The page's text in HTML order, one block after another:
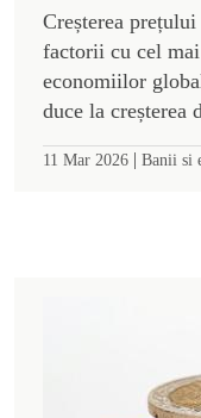
Creșterea
factorii cu cel
economiilor
duce la creșterea
11 Mar 2026 | Banii si